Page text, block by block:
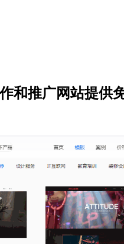
和推广网站提供